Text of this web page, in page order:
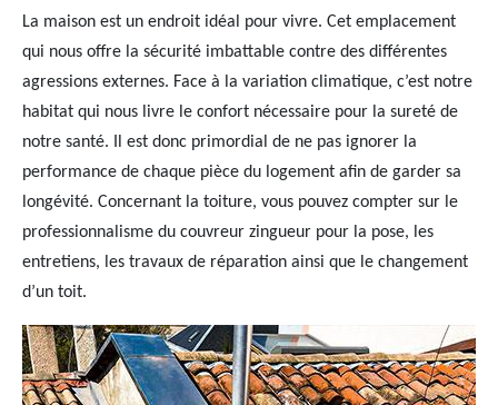
La maison est un endroit idéal pour vivre. Cet emplacement
qui nous offre la sécurité imbattable contre des différentes
agressions externes. Face à la variation climatique, c’est notre
habitat qui nous livre le confort nécessaire pour la sureté de
notre santé. Il est donc primordial de ne pas ignorer la
performance de chaque pièce du logement afin de garder sa
longévité. Concernant la toiture, vous pouvez compter sur le
professionnalisme du couvreur zingueur pour la pose, les
entretiens, les travaux de réparation ainsi que le changement
d’un toit.